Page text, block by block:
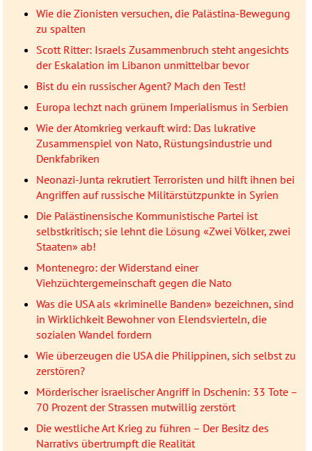
Wie die Zionisten versuchen, die Palästina-Bewegung
zu spalten
Scott Ritter: Israels Zusammenbruch steht angesichts
der Eskalation im Libanon unmittelbar bevor
Bist du ein russischer Agent? Mach den Test!
Europa lechzt nach grünem Imperialismus in Serbien
Wie der Atomkrieg verkauft wird: Das lukrative
Zusammenspiel von Nato, Rüstungsindustrie und
Denkfabriken
Neonazi-Junta rekrutiert Terroristen und hilft ihnen bei
Angriffen auf russische Militärstützpunkte in Syrien
Die Palästinensische Kommunistische Partei ist
selbstkritisch; sie lehnt die Lösung «Zwei Völker, zwei
Staaten» ab!
Montenegro: der Widerstand einer
Viehzüchtergemeinschaft gegen die Nato
Was die USA als «kriminelle Banden» bezeichnen, sind
in Wirklichkeit Bewohner von Elendsvierteln, die
sozialen Wandel fordern
Wie überzeugen die USA die Philippinen, sich selbst zu
zerstören?
Mörderischer israelischer Angriff in Dschenin: 33 Tote –
70 Prozent der Strassen mutwillig zerstört
Die westliche Art Krieg zu führen – Der Besitz des
Narrativs übertrumpft die Realität